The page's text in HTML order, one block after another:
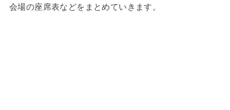
会場の座席表などをまとめていきます。